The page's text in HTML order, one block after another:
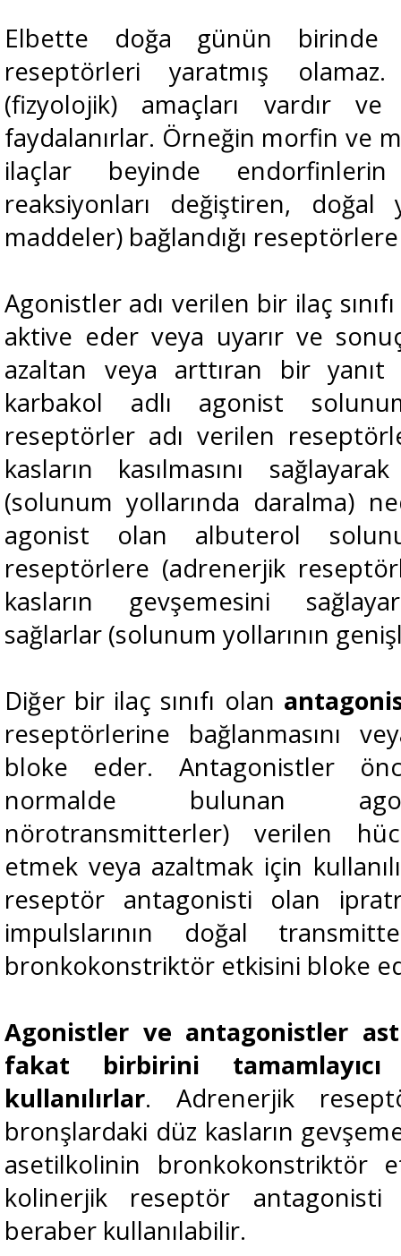
Elbette doğa günün birinde
reseptörleri yaratmış
(fizyolojik) amaçları vardır
faydalanırlar. Örneğin morfin ve
ilaçlar beyinde
reaksiyonları değiştiren,
maddeler) bağlandığı
Agonistler adı verilen bir ilaç
aktive eder veya uyarır ve
azaltan veya arttıran bir yanıt
karbakol adlı agonist
reseptörler adı verilen
kasların kasılmasını
(solunum yollarında daralma)
agonist olan albuterol
reseptörlere (adrenerjik
kasların gevşemesini
sağlarlar (solunum yollarının
Diğer bir ilaç sınıfı olan
reseptörlerine bağlanmasını
bloke eder. Antagonistler
normalde bulunan
nörotransmitterler) verilen
etmek veya azaltmak için
reseptör antagonisti olan
impulslarının doğal
bronkokonstriktör etkisini bloke
Agonistler ve antagonistler
fakat birbirini tamamlayıcı
kullanılırlar. Adrenerjik
bronşlardaki düz kasların
asetilkolinin bronkokonstriktör
kolinerjik reseptör
beraber kullanılabilir.